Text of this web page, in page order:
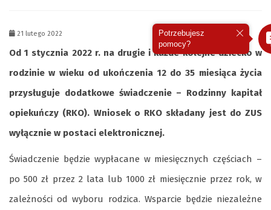
21 lutego 2022
Od 1 stycznia 2022 r. na drugie i każde kolejne dziecko w
rodzinie w wieku od ukończenia 12 do 35 miesiąca życia
przysługuje dodatkowe świadczenie – Rodzinny kapitał
opiekuńczy (RKO). Wniosek o RKO składany jest do ZUS
wyłącznie w postaci elektronicznej.
Świadczenie będzie wypłacane w miesięcznych częściach –
po 500 zł przez 2 lata lub 1000 zł miesięcznie przez rok, w
zależności od wyboru rodzica. Wsparcie będzie niezależne
Potrzebujesz
pomocy?